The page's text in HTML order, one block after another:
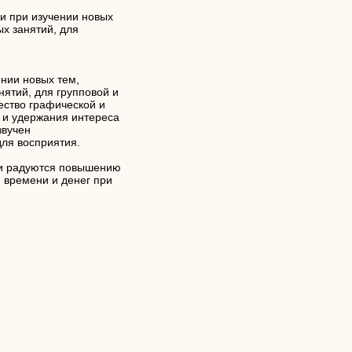
при изучении новых
занятий, для
новых тем,
для групповой и
графической и
удержания интереса
восприятия.
радуются повышению
времени и денег при